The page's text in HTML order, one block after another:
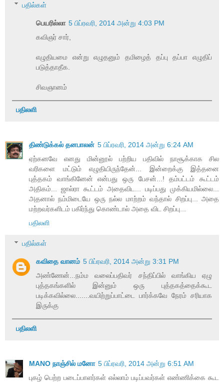
பதில்கள்
பெயரில்லா 5 பிப்ரவரி, 2014 அன்று 4:03 PM
கவிஞர் சார்,
எழுதியமை என்று எழுதனும் தமிழைத் தப்பு தப்பா எழுதிப்
படுத்தாதீக.
சிவஞானம்
பதிலளி
திண்டுக்கல் தனபாலன் 5 பிப்ரவரி, 2014 அன்று 6:24 AM
ஏற்கனவே எனது மின்னூல் பற்றிய பதிவில் நாசூக்காக சில
வரிகளை மட்டும் எழுதியிருந்தேன்... இன்றைக்கு இத்தனை
புத்தகம் வாங்கினேன் என்பது ஒரு பேசன்...! தம்பட்டம் கூட்டம்
அதிகம்... ஜால்ரா கூட்டம் அதைவிட... படிப்பது முக்கியமில்லை...
அதனால் நம்மிடையே ஒரு நல்ல மாற்றம் வந்தால் சிறப்பு... அதை
மற்றவர்களிடம் பகிர்ந்து கொண்டால் அதை விட சிறப்பு...
பதிலளி
பதில்கள்
கவிதை வானம் 5 பிப்ரவரி, 2014 அன்று 3:31 PM
அண்ணேன்...நம்ம வலைப்பதிவர் சந்திப்பில் வாங்கிய ஏழு
புத்தகங்களில் இன்னும் ஒரு புத்தகத்தைக்கூட
படிக்கவில்லை.......வயிற்றுப்பாட்டை பார்க்கவே நேரம் சரியாக
இருக்கு
பதிலளி
MANO நாஞ்சில் மனோ 5 பிப்ரவரி, 2014 அன்று 6:51 AM
புகழ் பெற்ற படைப்பாளர்கள் எல்லாம் படிப்பவர்கள் எண்ணிக்கை கூட